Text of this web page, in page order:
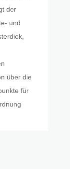
der
und
über die
für